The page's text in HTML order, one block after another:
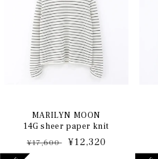
MARILYN MOON
14G sheer paper knit
通
常
¥17,600
セ
¥12,320